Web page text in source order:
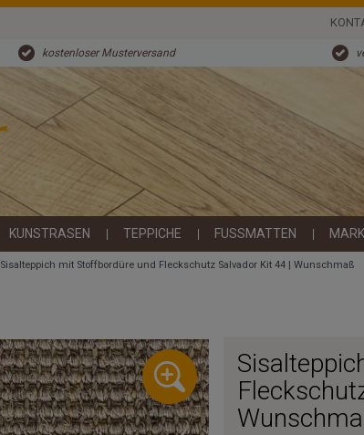
kostenloser Musterversand
KUNSTRASEN TEPPICHE FUSSMATTEN
Sisalteppich mit Stoffbordüre und Fleckschutz Salvador Kit 44 | Wunschmaß